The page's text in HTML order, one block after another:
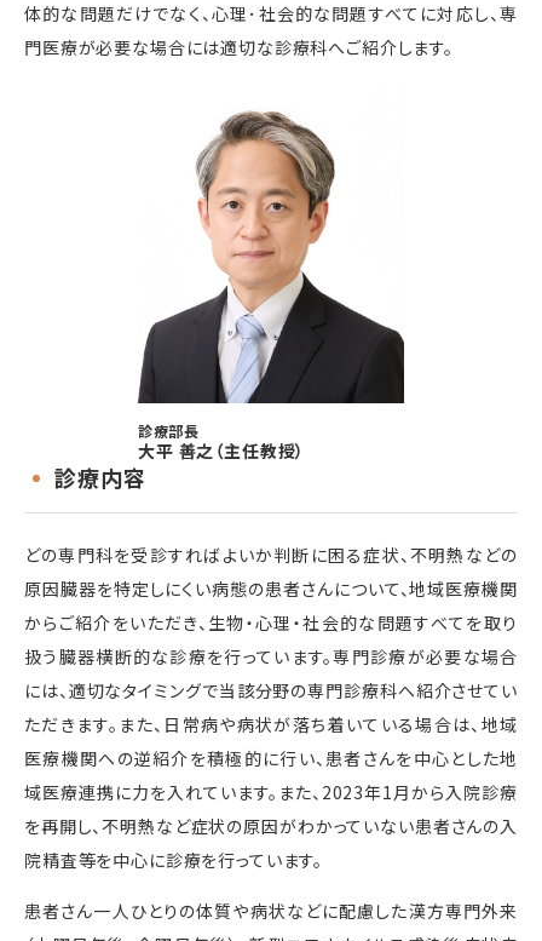
体的な問題だけでなく、心理･社会的な問題すべてに対応し、専
門医療が必要な場合には適切な診療科へご紹介します。
診療部長
大平 善之（主任教授）
診療内容
どの専門科を受診すればよいか判断に困る症状、不明熱などの
原因臓器を特定しにくい病態の患者さんについて、地域医療機関
からご紹介をいただき、生物・心理・社会的な問題すべてを取り
扱う臓器横断的な診療を行っています。専門診療が必要な場合
には、適切なタイミングで当該分野の専門診療科へ紹介させてい
ただきます。また、日常病や病状が落ち着いている場合は、地域
医療機関への逆紹介を積極的に行い、患者さんを中心とした地
域医療連携に力を入れています。また、2023年1月から入院診療
を再開し、不明熱など症状の原因がわかっていない患者さんの入
院精査等を中心に診療を行っています。
患者さん一人ひとりの体質や病状などに配慮した漢方専門外来